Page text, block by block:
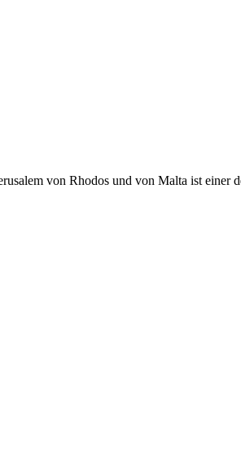
von Rhodos und von Malta ist einer